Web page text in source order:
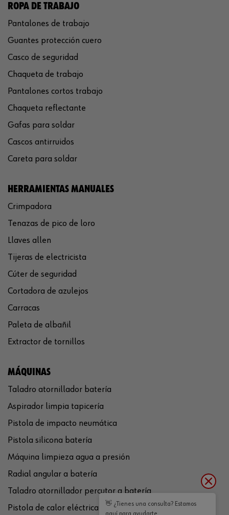
ROPA DE TRABAJO
Pantalones de trabajo
Guantes protección cuero
Casco de seguridad
Chaqueta de trabajo
Pantalones cortos trabajo
Chaqueta reflectante
Gafas para soldar
Cascos antirruidos
Careta para soldar
HERRAMIENTAS MANUALES
Crimpadora
Tenazas de pico de loro
Llaves allen
Tijeras de electricista
Cúter de seguridad
Cortadora de azulejos
Carracas
Paleta de albañil
Extractor de tornillos
MÁQUINAS
Taladro atornillador batería
Aspirador limpia tapicería
Pistola de impacto neumática
Pistola silicona batería
Máquina limpieza agua a presión
Radial angular a batería
Taladro atornillador percutor a batería
Pistola de calor eléctrica
👋 ¿Tienes una consulta? Estamos